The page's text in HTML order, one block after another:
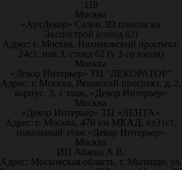
119
Москва
«АртДекор» Салон 3D панели на
Экспострой (стенд 62)
Адрес: г. Москва, Нахимовский проспект,
24с1, пав.3, стенд 62 (у 3-го входа)
Москва
«Декор Интерьер» ТЦ "ДЕКОРАТОР"
Адрес: г. Москва, Рязанский проспект, д. 2,
корпус. 3, 1 этаж, «Декор Интерьер»
Москва
«Декор Интерьер» ТЦ «ЛЕНТА»
Адрес: г. Москва, 47й км МКАД, вл31с1,
цокольный этаж «Декор Интерьер»
Москва
ИП Абаева А.В.
Адрес: Московская область, г. Мытищи, ул.